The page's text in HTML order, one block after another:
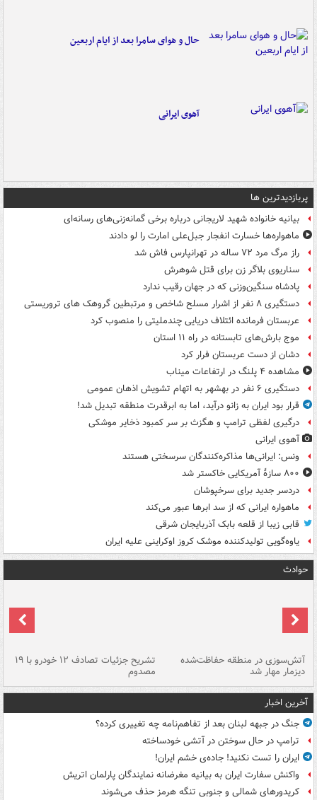
حال و هوای سامرا بعد از ایام اربعین
آهوی ایرانی
پربازدیدترین ها
بیانیه خانواده شهید لاریجانی درباره برخی گمانه‌زنی‌های رسانه‌ای
ماهواره‌ها خسارت انفجار جبل‌علی امارت را لو دادند
راز مرگ مرد ۷۲ ساله در تهرانپارس فاش شد
سناریوی بلاگر زن برای قتل شوهرش
پادشاه سنگین‌وزنی که در جهان رقیب ندارد
دستگیری ۸ نفر از اشرار مسلح شاخص و مرتبطین گروهک های تروریستی
عربستان فرمانده ائتلاف دریایی چندملیتی را منصوب کرد
موج بارش‌های تابستانه در راه ۱۱ استان
دشان از دست عربستان فرار کرد
مشاهده ۴ پلنگ در ارتفاعات میناب
دستگیری ۶ نفر در بهشهر به اتهام تشویش اذهان عمومی
قرار بود ایران به زانو درآید، اما به ابرقدرت منطقه تبدیل شد!
درگیری لفظی ترامپ و هگزث بر سر کمبود ذخایر موشکی
آهوی ایرانی
ونس: ایرانی‌ها مذاکره‌کنندگان سرسختی هستند
۸۰۰ سازۀ آمریکایی خاکستر شد
دردسر جدید برای سرخپوشان
ماهواره ایرانی که از سد ابرها عبور می‌کند
قابی زیبا از قلعه بابک آذربایجان شرقی
یاوه‌گویی تولیدکننده موشک کروز اوکراینی علیه ایران
حوادث
آتش‌سوزی در منطقه حفاظت‌شده
دیزمار مهار شد
تشریح جزئیات تصادف ۱۲ خودرو با ۱۹
مصدوم
آخرین اخبار
جنگ در جبهه لبنان بعد از تفاهم‌نامه چه تغییری کرده؟
ترامپ در حال سوختن در آتشی خودساخته
ایران را تست نکنید! جاده‌ی خشم ایران!
واکنش سفارت ایران به بیانیه مغرضانه نمایندگان پارلمان اتریش
کریدورهای شمالی و جنوبی تنگه هرمز حذف می‌شوند